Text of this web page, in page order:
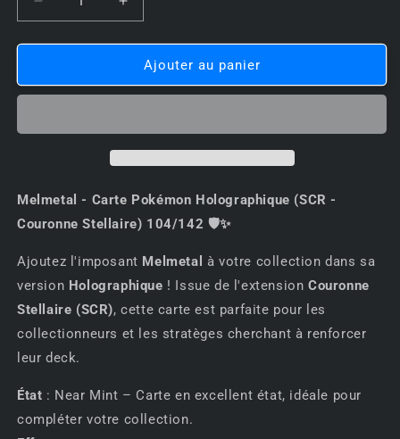
Réduire
la
quantité
Melmetal
Pokémon
Holographique
-
Couronne
Stellaire)
104/142
Augmenter
la
quantité
Melmetal
Pokémon
-
Couronne
Stellaire)
104/142
✨
Ajouter au panier
Melmetal - Carte Pokémon Holographique (SCR -
Couronne Stellaire) 104/142 🛡️✨
Ajoutez l'imposant Melmetal
à votre collection dans sa
version Holographique ! Issue de l'extensionCouronne
Stellaire (SCR), cette carte est parfaite pour les
collectionneurs et les stratèges cherchant à renforcer
leur deck.
État : Near Mint – Carte en excellent état, idéale pour
compléter votre collection.